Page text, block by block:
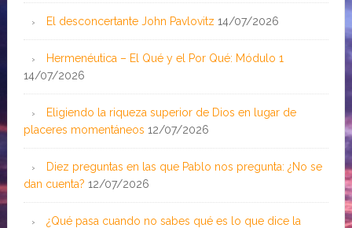
El desconcertante John Pavlovitz 14/07/2026
Hermenéutica – El Qué y el Por Qué: Módulo 1
14/07/2026
Eligiendo la riqueza superior de Dios en lugar de
placeres momentáneos 12/07/2026
Diez preguntas en las que Pablo nos pregunta: ¿No se
dan cuenta? 12/07/2026
¿Qué pasa cuando no sabes qué es lo que dice la